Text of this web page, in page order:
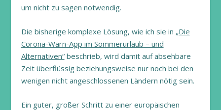
um nicht zu sagen notwendig.
Die bisherige komplexe Lösung, wie ich sie in „Die
Corona-Warn-App im Sommerurlaub – und
Alternativen“beschrieb, wird damit auf absehbare
Zeit überflüssig beziehungsweise nur noch bei den
wenigen nicht angeschlossenen Ländern nötig sein.
Ein guter, großer Schritt zu einer europäischen